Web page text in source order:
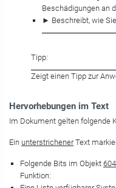
Beschädigungen an
► Beschreibt, wie
Tipp:
Zeigt einen Tipp zur
Hervorhebungen im Text
Im Dokument gelten folgende
Ein unterstrichenerText
Folgende Bits im Objekt
Funktion: